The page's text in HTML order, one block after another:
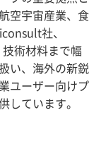
空宇宙産業、食
社、
術材料まで幅
い、海外の新鋭
ユーザー向けプ
しています。